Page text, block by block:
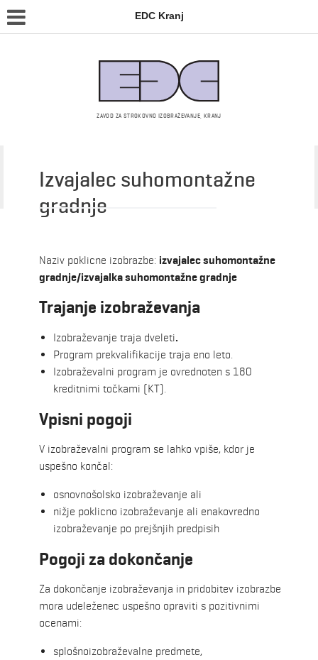
EDC Kranj
ZAVOD ZA STROKOVNO IZOBRAŽEVANJE, KRANJ
Srednja šola – izobraževalni programi
Izvajalec suhomontažne
gradnje
Naziv poklicne izobrazbe: izvajalec suhomontažne
gradnje/izvajalka suhomontažne gradnje
Trajanje izobraževanja
Izobraževanje traja dveleti.
Program prekvalifikacije traja eno leto.
Izobraževalni program je ovrednoten s 180
kreditnimi točkami (KT).
Vpisni pogoji
V izobraževalni program se lahko vpiše, kdor je
uspešno končal:
osnovnošolsko izobraževanje ali
nižje poklicno izobraževanje ali enakovredno
izobraževanje po prejšnjih predpisih
Pogoji za dokončanje
Za dokončanje izobraževanja in pridobitev izobrazbe
mora udeleženec uspešno opraviti s pozitivnimi
ocenami:
splošnoizobraževalne predmete,